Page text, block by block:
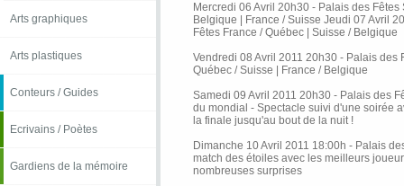
Arts graphiques
Arts plastiques
Conteurs / Guides
Ecrivains / Poètes
Gardiens de la mémoire
Mercredi 06 Avril 20h30 - Palais des Fêtes
Belgique | France / Suisse Jeudi 07 Avril
Fêtes France / Québec | Suisse / Belgique
Vendredi 08 Avril 2011 20h30 - Palais des
Québec / Suisse | France / Belgique
Samedi 09 Avril 2011 20h30 - Palais des
du mondial - Spectacle suivi d'une soirée
la finale jusqu'au bout de la nuit !
Dimanche 10 Avril 2011 18:00h - Palais
match des étoiles avec les meilleurs
nombreuses surprises